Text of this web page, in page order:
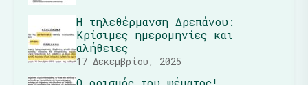
Η τηλεθέρμανση Δρεπάνου:
Κρίσιμες ημερομηνίες και
αλήθειες
17 Δεκεμβρίου, 2025